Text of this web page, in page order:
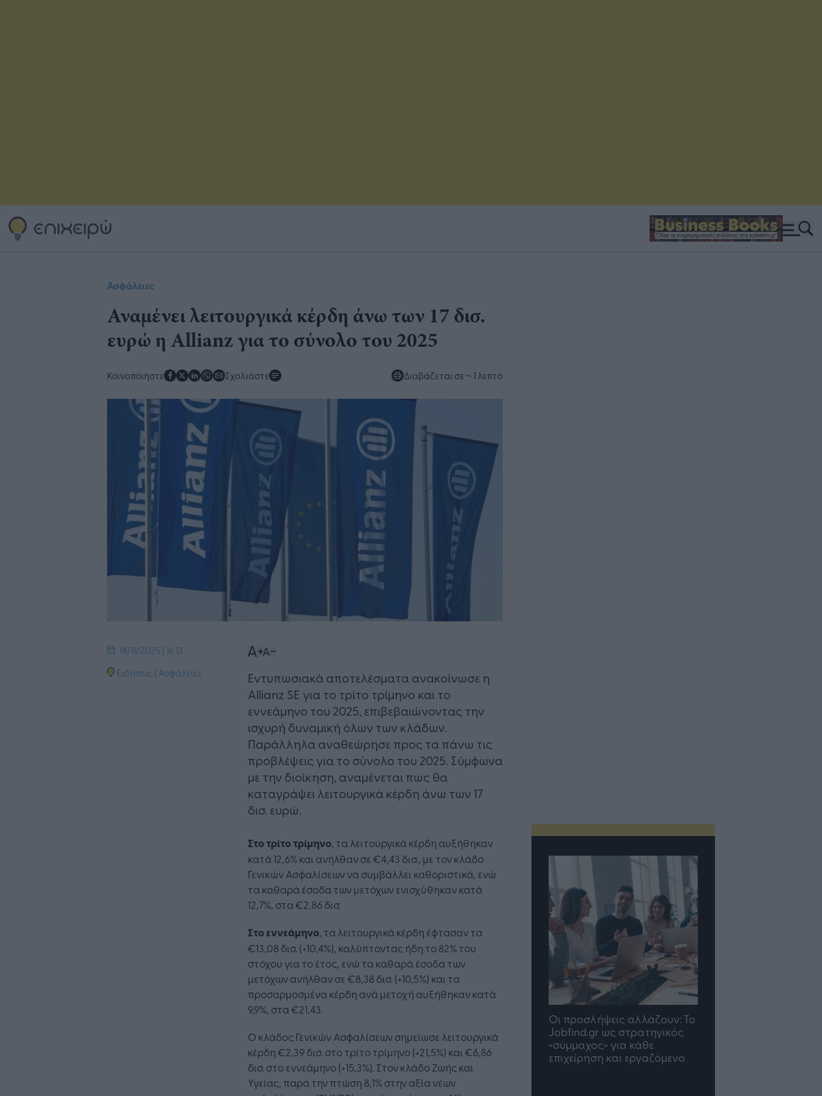
Ασφάλειες
Αναμένει λειτουργικά κέρδη άνω των 17 δισ.
ευρώ η Allianz για το σύνολο του 2025
Κοινοποιήστε Σχολιάστε Διαβάζεται σε ~ 1 λεπτό
14/11/2025 | 16:13
Ειδήσεις | Ασφάλειες
Εντυπωσιακά αποτελέσματα ανακοίνωσε η
Allianz SE για το τρίτο τρίμηνο και το
εννεάμηνο του 2025, επιβεβαιώνοντας την
ισχυρή δυναμική όλων των κλάδων.
Παράλληλα αναθεώρησε προς τα πάνω τις
προβλέψεις για το σύνολο του 2025. Σύμφωνα
με την διοίκηση, αναμένεται πως θα
καταγράψει λειτουργικά κέρδη άνω των 17
δισ. ευρώ.
Στο τρίτο τρίμηνο, τα λειτουργικά κέρδη αυξήθηκαν
κατά 12,6% και ανήλθαν σε €4,43 δισ., με τον κλάδο
Γενικών Ασφαλίσεων να συμβάλλει καθοριστικά, ενώ
τα καθαρά έσοδα των μετόχων ενισχύθηκαν κατά
12,7%, στα €2,86 δισ.
Στο εννεάμηνο, τα λειτουργικά κέρδη έφτασαν τα
€13,08 δισ. (+10,4%), καλύπτοντας ήδη το 82% του
στόχου για το έτος, ενώ τα καθαρά έσοδα των
μετόχων ανήλθαν σε €8,38 δισ. (+10,5%) και τα
προσαρμοσμένα κέρδη ανά μετοχή αυξήθηκαν κατά
9,9%, στα €21,43.
Ο κλάδος Γενικών Ασφαλίσεων σημείωσε λειτουργικά
κέρδη €2,39 δισ. στο τρίτο τρίμηνο (+21,5%) και €6,86
δισ. στο εννεάμηνο (+15,3%). Στον κλάδο Ζωής και
Υγείας, παρά την πτώση 8,1% στην αξία νέων
Η Τεχνητή Νοημοσύνη: το νέο
λειτουργικό σύστημα της
επιχείρησης
Jobfind.gr ως στρατηγικός
«σύμμαχος» για κάθε
επιχείρηση και εργαζόμενο
TP Greece: Πώς
διαμορφώνεται το μέλλον
του Insurance στην εποχή
του AI